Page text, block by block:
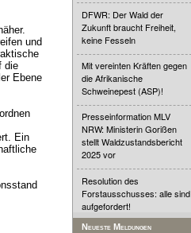
und
die
Ebene
Ein
DFWR: Der Wald der
Zukunft braucht Freiheit,
keine Fesseln
Mit vereinten Kräften gegen
die Afrikanische
Schweinepest (ASP)!
Presseinformation MLV
NRW: Ministerin Gorißen
stellt Waldzustandsbericht
2025 vor
Resolution des
Forstausschusses: alle sind
aufgefordert!
Neueste Meldungen